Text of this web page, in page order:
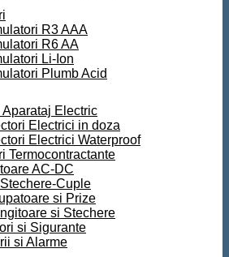
R3 AAA
R6 AA
Li-Ion
Plumb Acid
Aparataj Electric
Electrici in doza
Electrici Waterproof
Termocontractante
AC-DC
Cuple
si Prize
si Stechere
si Sigurante
si Alarme